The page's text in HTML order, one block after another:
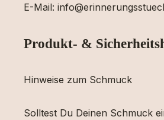
E-Mail:
Produkt- &
Hinweise zum Schmuck
Solltest Du Deinen Schmuck